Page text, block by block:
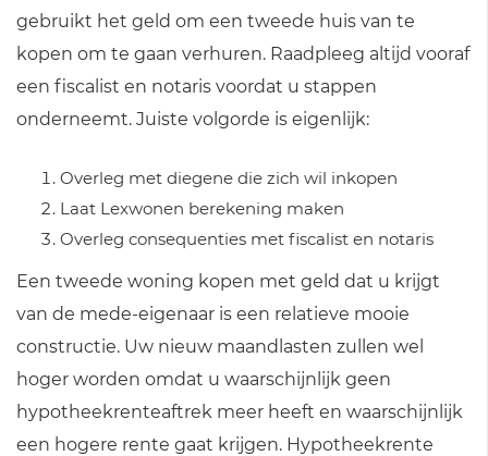
gebruikt het geld om een tweede huis van te
kopen om te gaan verhuren. Raadpleeg altijd vooraf
een fiscalist en notaris voordat u stappen
onderneemt. Juiste volgorde is eigenlijk:
Overleg met diegene die zich wil inkopen
Laat Lexwonen berekening maken
Overleg consequenties met fiscalist en notaris
Een tweede woning kopen met geld dat u krijgt
van de mede-eigenaar is een relatieve mooie
constructie. Uw nieuw maandlasten zullen wel
hoger worden omdat u waarschijnlijk geen
hypotheekrenteaftrek meer heeft en waarschijnlijk
een hogere rente gaat krijgen. Hypotheekrente